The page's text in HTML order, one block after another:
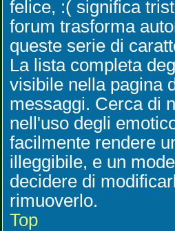
felice, :( significa
forum trasforma
queste serie di
La lista completa
visibile nella pagina
messaggi. Cerca di
nell'uso degli
facilmente rendere
illeggibile, e un
decidere di
rimuoverlo.
Top